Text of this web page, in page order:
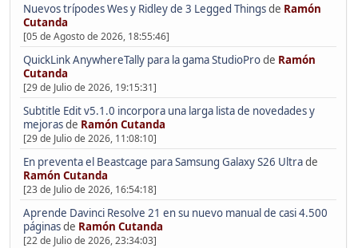
Nuevos trípodes Wes y Ridley de 3 Legged Thingsde Ramón
Cutanda
[05 de Agosto de 2026, 18:55:46]
QuickLink AnywhereTally para la gama StudioProde Ramón
Cutanda
[29 de Julio de 2026, 19:15:31]
Subtitle Edit v5.1.0 incorpora una larga lista de novedades y
mejorasde Ramón Cutanda
[29 de Julio de 2026, 11:08:10]
En preventa el Beastcage para Samsung Galaxy S26 Ultrade
Ramón Cutanda
[23 de Julio de 2026, 16:54:18]
Aprende Davinci Resolve 21 en su nuevo manual de casi 4.500
páginasde Ramón Cutanda
[22 de Julio de 2026, 23:34:03]